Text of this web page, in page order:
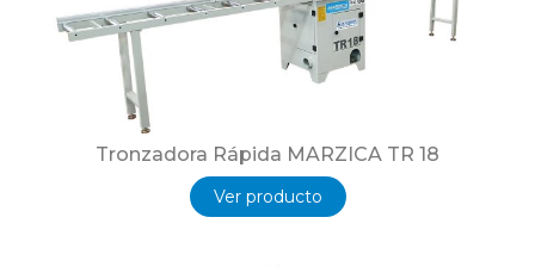
Tronzadora Rápida MARZICA TR 18
Ver producto